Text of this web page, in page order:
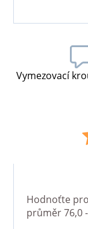
Vymezovací
Hodnoťte
průměr 76,0